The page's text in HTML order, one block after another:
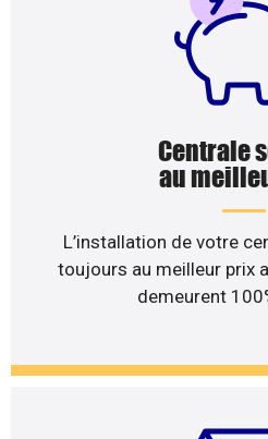
Centrale
au
L’installation de votre
toujours au meilleur prix
demeurent